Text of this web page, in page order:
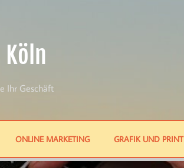
Köln
Ihr Geschäft
ONLINE MARKETING GRAFIK UND PRINT